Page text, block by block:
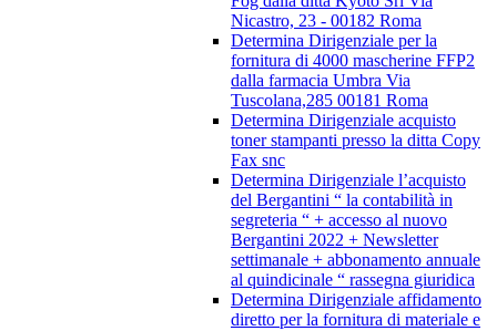
Nicastro, 23 - 00182 Roma
Determina Dirigenziale per la
fornitura di 4000 mascherine FFP2
dalla farmacia Umbra Via
Tuscolana,285 00181 Roma
Determina Dirigenziale acquisto
toner stampanti presso la ditta Copy
Fax snc
Determina Dirigenziale l’acquisto
del Bergantini “ la contabilità in
segreteria “ + accesso al nuovo
Bergantini 2022 + Newsletter
settimanale + abbonamento annuale
al quindicinale “ rassegna giuridica
Determina Dirigenziale affidamento
diretto per la fornitura di materiale e